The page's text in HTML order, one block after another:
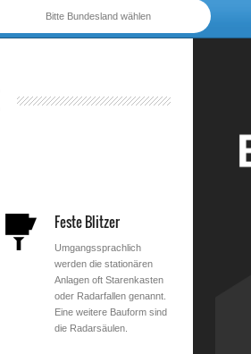
Bitte Bundesland wählen
Feste Blitzer
Umgangssprachlich
werden die stationären
Anlagen oft Starenkasten
oder Radarfallen genannt.
Eine weitere Bauform sind
die Radarsäulen.